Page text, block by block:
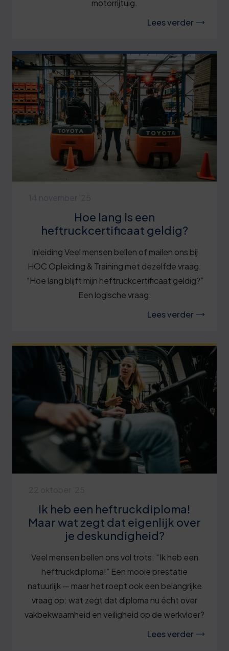
motorrijtuig.
Lees verder
Hoe lang is een
heftruckcertificaat geldig?
Inleiding Veel mensen bellen of mailen ons bij
HOC Opleiding & Training met dezelfde vraag:
“Hoe lang blijft mijn heftruckcertificaat geldig?”
Een logische vraag.
Lees verder
Ik heb een heftruckdiploma!
Maar wat zegt dat eigenlijk over
je deskundigheid?
Veel mensen bellen ons vol trots: “Ik heb een
heftruckdiploma!” Een mooie prestatie
natuurlijk — maar het roept ook een belangrijke
vraag op: wat zegt dat diploma nu écht over
vakbekwaamheid en veiligheid op de werkvloer?
Lees verder